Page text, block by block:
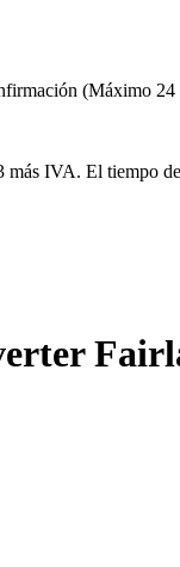
(Máximo 24
IVA. El tiempo de